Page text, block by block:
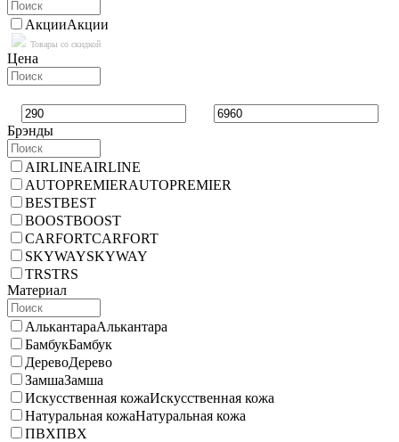
АкцииАкции
Товары со скидкой
Цена
Брэнды
AIRLINEAIRLINE
AUTOPREMIERAUTOPREMIER
BESTBEST
BOOSTBOOST
CARFORTCARFORT
SKYWAYSKYWAY
TRSTRS
Материал
АлькантараАлькантара
БамбукБамбук
ДеревоДерево
ЗамшаЗамша
Искусственная кожаИскусственная кожа
Натуральная кожаНатуральная кожа
ПВХПВХ